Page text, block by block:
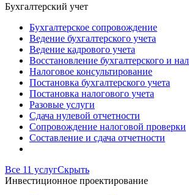
Бухгалтерский учет
Бухгалтерское сопровождение
Ведение бухгалтерского учета
Ведение кадрового учета
Восстановление бухгалтерского и
Налоговое консультирование
Постановка бухгалтерского учета
Постановка налогового учета
Разовые услуги
Сдача нулевой отчетности
Сопровождение налоговой проверки
Составление и сдача отчетности
Все 11 услугСкрыть
Инвестиционное проектирование